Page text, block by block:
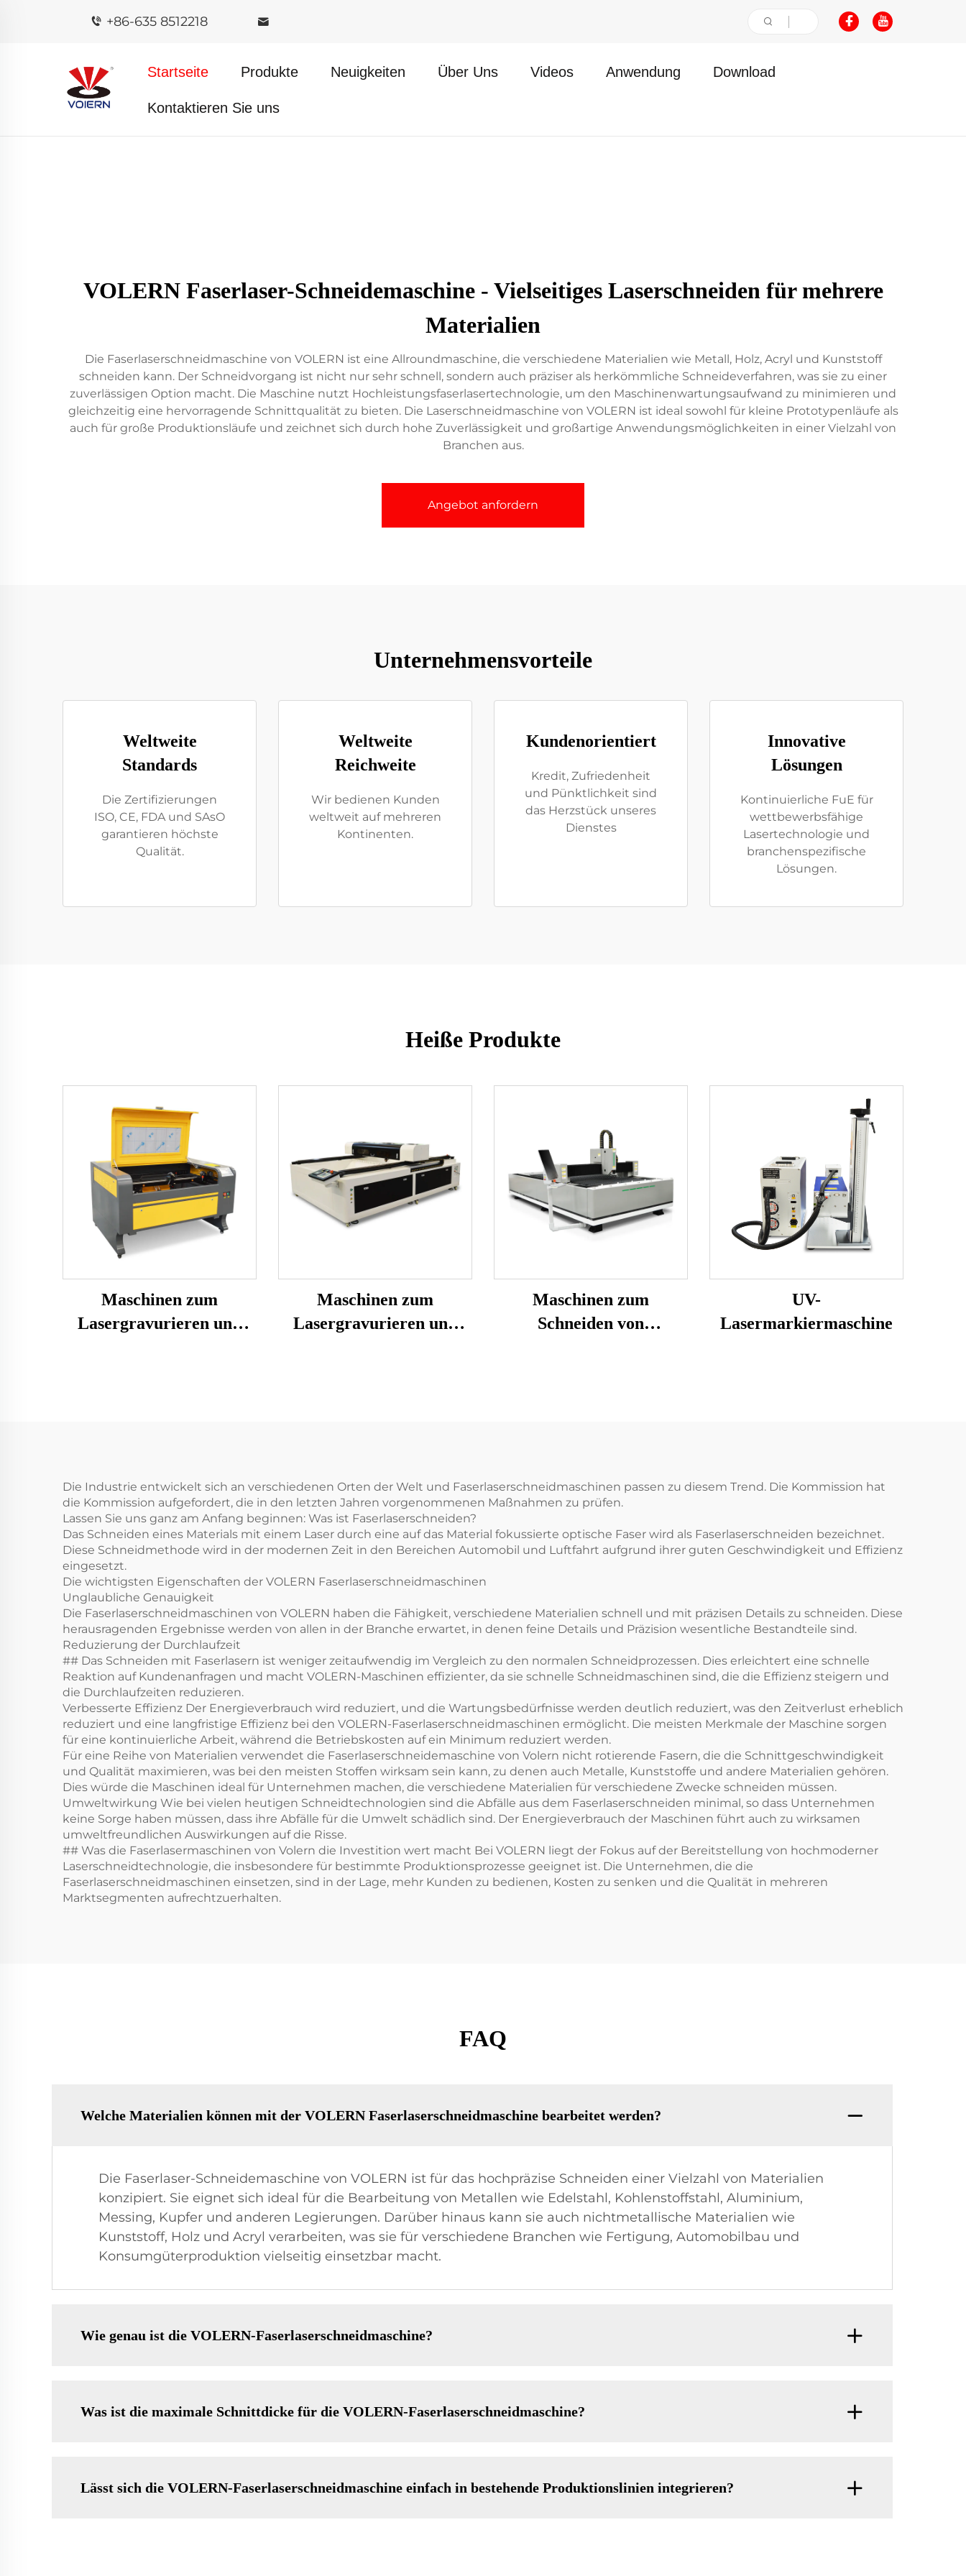
+86-635 8512218
Startseite Produkte Neuigkeiten Über Uns Videos Anwendung Download
Kontaktieren Sie uns
VOLERN Faserlaser-Schneidemaschine - Vielseitiges Laserschneiden für mehrere
Materialien
Die Faserlaserschneidmaschine von VOLERN ist eine Allroundmaschine, die verschiedene Materialien wie Metall, Holz, Acryl und Kunststoff
schneiden kann. Der Schneidvorgang ist nicht nur sehr schnell, sondern auch präziser als herkömmliche Schneideverfahren, was sie zu einer
zuverlässigen Option macht. Die Maschine nutzt Hochleistungsfaserlasertechnologie, um den Maschinenwartungsaufwand zu minimieren und
gleichzeitig eine hervorragende Schnittqualität zu bieten. Die Laserschneidmaschine von VOLERN ist ideal sowohl für kleine Prototypenläufe als
auch für große Produktionsläufe und zeichnet sich durch hohe Zuverlässigkeit und großartige Anwendungsmöglichkeiten in einer Vielzahl von
Branchen aus.
Angebot anfordern
Unternehmensvorteile
Weltweite
Standards
Die Zertifizierungen
ISO, CE, FDA und SAsO
garantieren höchste
Qualität.
Weltweite
Reichweite
Wir bedienen Kunden
weltweit auf mehreren
Kontinenten.
Kundenorientiert
Kredit, Zufriedenheit
und Pünktlichkeit sind
das Herzstück unseres
Dienstes
Innovative
Lösungen
Kontinuierliche FuE für
wettbewerbsfähige
Lasertechnologie und
branchenspezifische
Lösungen.
Heiße Produkte
Maschinen zum
Lasergravurieren und
Maschinen zum
Lasergravurieren und
Maschinen zum
Schneiden von
UV-
Lasermarkiermaschine
Die Industrie entwickelt sich an verschiedenen Orten der Welt und Faserlaserschneidmaschinen passen zu diesem Trend. Die Kommission hat
die Kommission aufgefordert, die in den letzten Jahren vorgenommenen Maßnahmen zu prüfen.
Lassen Sie uns ganz am Anfang beginnen: Was ist Faserlaserschneiden?
Das Schneiden eines Materials mit einem Laser durch eine auf das Material fokussierte optische Faser wird als Faserlaserschneiden bezeichnet.
Diese Schneidmethode wird in der modernen Zeit in den Bereichen Automobil und Luftfahrt aufgrund ihrer guten Geschwindigkeit und Effizienz
eingesetzt.
Die wichtigsten Eigenschaften der VOLERN Faserlaserschneidmaschinen
Unglaubliche Genauigkeit
Die Faserlaserschneidmaschinen von VOLERN haben die Fähigkeit, verschiedene Materialien schnell und mit präzisen Details zu schneiden. Diese
herausragenden Ergebnisse werden von allen in der Branche erwartet, in denen feine Details und Präzision wesentliche Bestandteile sind.
Reduzierung der Durchlaufzeit
## Das Schneiden mit Faserlasern ist weniger zeitaufwendig im Vergleich zu den normalen Schneidprozessen. Dies erleichtert eine schnelle
Reaktion auf Kundenanfragen und macht VOLERN-Maschinen effizienter, da sie schnelle Schneidmaschinen sind, die die Effizienz steigern und
die Durchlaufzeiten reduzieren.
Verbesserte Effizienz Der Energieverbrauch wird reduziert, und die Wartungsbedürfnisse werden deutlich reduziert, was den Zeitverlust erheblich
reduziert und eine langfristige Effizienz bei den VOLERN-Faserlaserschneidmaschinen ermöglicht. Die meisten Merkmale der Maschine sorgen
für eine kontinuierliche Arbeit, während die Betriebskosten auf ein Minimum reduziert werden.
Für eine Reihe von Materialien verwendet die Faserlaserschneidemaschine von Volern nicht rotierende Fasern, die die Schnittgeschwindigkeit
und Qualität maximieren, was bei den meisten Stoffen wirksam sein kann, zu denen auch Metalle, Kunststoffe und andere Materialien gehören.
Dies würde die Maschinen ideal für Unternehmen machen, die verschiedene Materialien für verschiedene Zwecke schneiden müssen.
Umweltwirkung Wie bei vielen heutigen Schneidtechnologien sind die Abfälle aus dem Faserlaserschneiden minimal, so dass Unternehmen
keine Sorge haben müssen, dass ihre Abfälle für die Umwelt schädlich sind. Der Energieverbrauch der Maschinen führt auch zu wirksamen
umweltfreundlichen Auswirkungen auf die Risse.
## Was die Faserlasermaschinen von Volern die Investition wert macht Bei VOLERN liegt der Fokus auf der Bereitstellung von hochmoderner
Laserschneidtechnologie, die insbesondere für bestimmte Produktionsprozesse geeignet ist. Die Unternehmen, die die
Faserlaserschneidmaschinen einsetzen, sind in der Lage, mehr Kunden zu bedienen, Kosten zu senken und die Qualität in mehreren
Marktsegmenten aufrechtzuerhalten.
FAQ
Welche Materialien können mit der VOLERN Faserlaserschneidmaschine bearbeitet werden?
Die Faserlaser-Schneidemaschine von VOLERN ist für das hochpräzise Schneiden einer Vielzahl von Materialien
konzipiert. Sie eignet sich ideal für die Bearbeitung von Metallen wie Edelstahl, Kohlenstoffstahl, Aluminium,
Messing, Kupfer und anderen Legierungen. Darüber hinaus kann sie auch nichtmetallische Materialien wie
Kunststoff, Holz und Acryl verarbeiten, was sie für verschiedene Branchen wie Fertigung, Automobilbau und
Konsumgüterproduktion vielseitig einsetzbar macht.
Wie genau ist die VOLERN-Faserlaserschneidmaschine?
Was ist die maximale Schnittdicke für die VOLERN-Faserlaserschneidmaschine?
Lässt sich die VOLERN-Faserlaserschneidmaschine einfach in bestehende Produktionslinien integrieren?